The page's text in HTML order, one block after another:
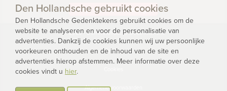
Bekijk alle klantervaringen
© 2026 - Den Hollandsche Gedenktekens
Privacy
Algemene voorwaarden
Den Hollandsche gebruikt cookies
Den Hollandsche Gedenktekens gebruikt cookies om de
website te analyseren en voor de personalisatie van
advertenties. Dankzij de cookies kunnen wij uw persoonlijke
voorkeuren onthouden en de inhoud van de site en
advertenties hierop afstemmen. Meer informatie over deze
cookies vindt u hier.